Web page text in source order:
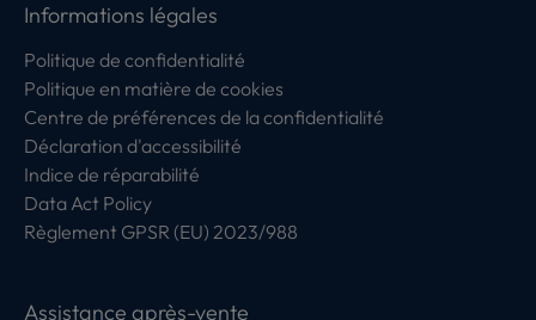
Informations légales
Politique de confidentialité
Politique en matière de cookies
Centre de préférences de la confidentialité
Déclaration d'accessibilité
Indice de réparabilité
Data Act Policy
Règlement GPSR (EU) 2023/988
Assistance après-vente